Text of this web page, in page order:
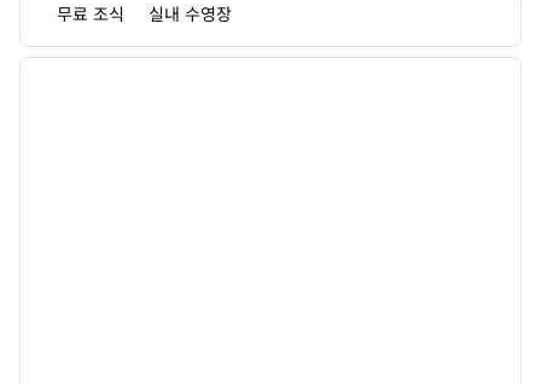
무료 조식 실내 수영장
1/12
1/12
다음